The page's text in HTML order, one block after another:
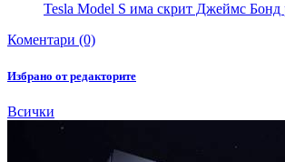
Tesla Model S има скрит Джеймс
Коментари (0)
Избрано от редакторите
Всички